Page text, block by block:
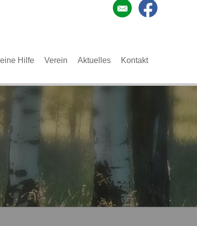
Hilfe Verein Aktuelles Kontakt